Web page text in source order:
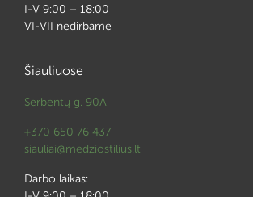
I-V 9:00 – 18:00
VI-VII nedirbame
Šiauliuose
Serbentų g. 90A
+370 650 76 437
siauliai@medziostilius.lt
Darbo laikas: